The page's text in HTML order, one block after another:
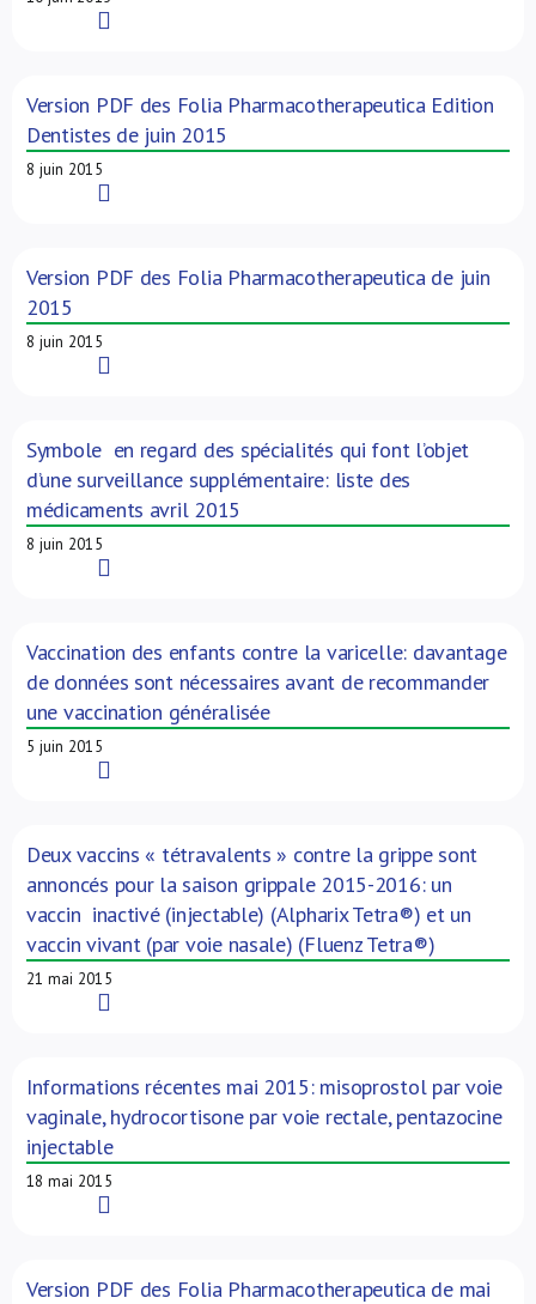
Version PDF des Folia Pharmacotherapeutica Edition
Dentistes de juin 2015
8 juin 2015
Version PDF des Folia Pharmacotherapeutica de juin
2015
8 juin 2015
Symbole en regard des spécialités qui font l’objet
d’une surveillance supplémentaire: liste des
médicaments avril 2015
8 juin 2015
Vaccination des enfants contre la varicelle: davantage
de données sont nécessaires avant de recommander
une vaccination généralisée
5 juin 2015
Deux vaccins « tétravalents » contre la grippe sont
annoncés pour la saison grippale 2015-2016: un
vaccin inactivé (injectable) (Alpharix Tetra®) et un
vaccin vivant (par voie nasale) (Fluenz Tetra®)
21 mai 2015
Informations récentes mai 2015: misoprostol par voie
vaginale, hydrocortisone par voie rectale, pentazocine
injectable
18 mai 2015
Version PDF des Folia Pharmacotherapeutica de mai